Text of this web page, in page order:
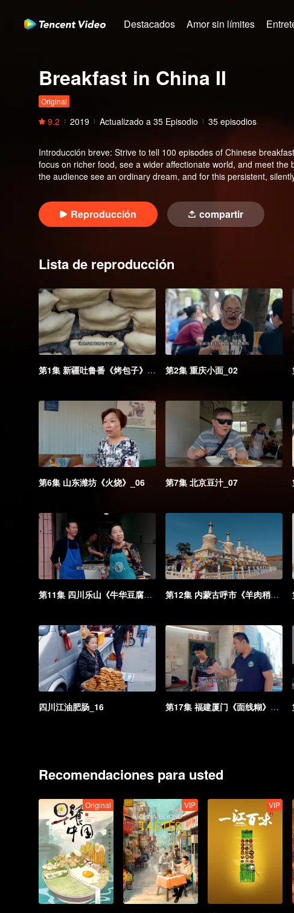
Destacados Amor sin límites
Breakfast in China II
Original
9.2 2019 Actualizado a 35 Episodio 35 episodios
Introducción breve: Strive to tell 100 episodes of Chinese
focus on richer food, see a wider affectionate world, and meet
the audience see an ordinary dream, and for this persistent,
Reproducción compartir
Lista de reproducción
第1集 新疆吐鲁番《烤包子》_01 第2集 重庆小面_02
第6集 山东潍坊《火烧》_06 第7集 北京豆汁_07
第11集 四川乐山《牛华豆腐脑》_11 第12集 内蒙古呼市《羊肉稍麦》_12
四川江油肥肠_16 第17集 福建厦门《面线糊》_17
Recomendaciones para usted
Original VIP VIP